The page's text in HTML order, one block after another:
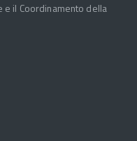
il Coordinamento della